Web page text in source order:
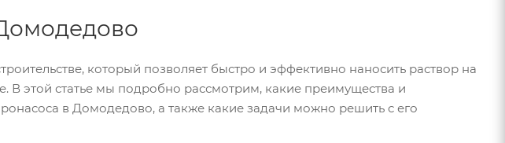
который позволяет быстро и эффективно наносить раствор на
В этой статье мы подробно рассмотрим, какие преимущества и
в Домодедово, а также какие задачи можно решить с его